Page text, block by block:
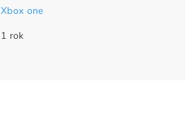
Xbox one
1 rok